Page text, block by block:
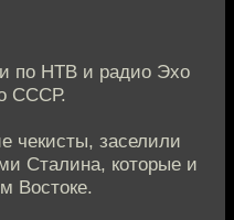
по НТВ и радио Эхо
СССР.
чекисты, заселили
Сталина, которые и
Востоке.